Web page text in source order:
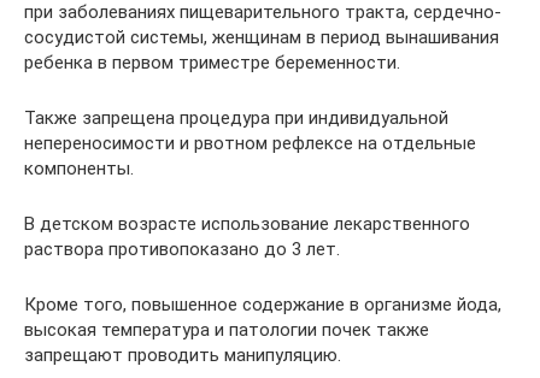
при заболеваниях пищеварительного тракта, сердечно-
сосудистой системы, женщинам в период вынашивания
ребенка в первом триместре беременности.
Также запрещена процедура при индивидуальной
непереносимости и рвотном рефлексе на отдельные
компоненты.
В детском возрасте использование лекарственного
раствора противопоказано до 3 лет.
Кроме того, повышенное содержание в организме йода,
высокая температура и патологии почек также
запрещают проводить манипуляцию.